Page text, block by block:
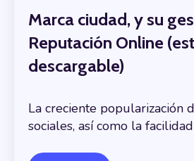
Marca ciudad, y su
Reputación Online
descargable)
La creciente popularización
sociales, así como la